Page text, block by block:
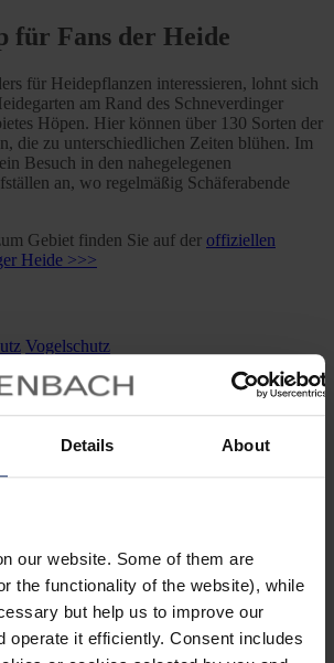
Details About
our website. Some of them are
the functionality of the website), while
but help us to improve our
operate it efficiently. Consent includes
für Fans der Heide
für Heidepflanzen interessieren, lohnt sich
am Rand des Schneverdinger
Höpen. Hier können über 130 Sorten der
die zu unterschiedlichen Zeiten blühen. Im
Besuch in den nahegelegenen
an, wo regelmäßig Schäferabende
Gebiet finden Sie auf der offiziellen
Heide >>>
Vogelschutz
Vogelbeobachtung –